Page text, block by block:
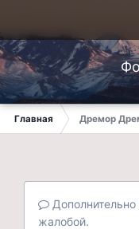
Главная Дремор
жалобой.